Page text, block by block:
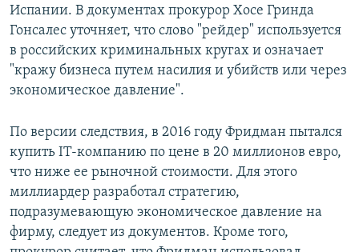
Испании. В документах прокурор Хосе Гринда
Гонсалес уточняет, что слово "рейдер" используется
в российских криминальных кругах и означает
"кражу бизнеса путем насилия и убийств или через
экономическое давление".
По версии следствия, в 2016 году Фридман пытался
купить IT-компанию по цене в 20 миллионов евро,
что ниже ее рыночной стоимости. Для этого
миллиардер разработал стратегию,
подразумевающую экономическое давление на
фирму, следует из документов. Кроме того,